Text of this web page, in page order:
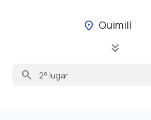
location_on Quimilí
keyboard_double_arrow_down
search